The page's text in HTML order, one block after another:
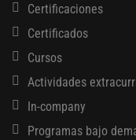
Certificaciones
Certificados
Cursos
Actividades
In-company
Programas bajo